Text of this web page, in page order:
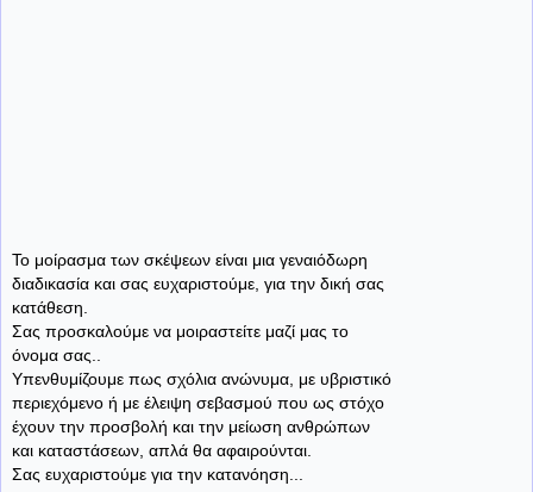
Το μοίρασμα των σκέψεων είναι μια γεναιόδωρη
διαδικασία και σας ευχαριστούμε, για την δική σας
κατάθεση.
Σας προσκαλούμε να μοιραστείτε μαζί μας το
όνομα σας..
Υπενθυμίζουμε πως σχόλια ανώνυμα, με υβριστικό
περιεχόμενο ή με έλειψη σεβασμού που ως στόχο
έχουν την προσβολή και την μείωση ανθρώπων
και καταστάσεων, απλά θα αφαιρούνται.
Σας ευχαριστούμε για την κατανόηση...